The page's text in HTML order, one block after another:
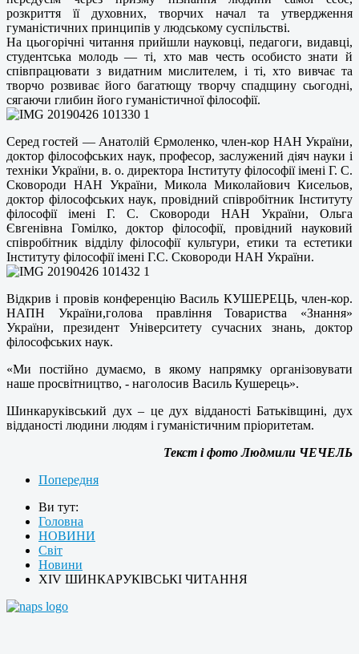
розкриття її духовних, творчих начал та утвердження
гуманістичних принципів у людському суспільстві.
На цьогорічні читання прийшли науковці, педагоги, видавці,
студентська молодь — ті, хто мав честь особисто знати й
співпрацювати з видатним мислителем, і ті, хто вивчає та
творчо розвиває його багатющу творчу спадщину сьогодні,
сягаючи глибин його гуманістичної філософії.
Серед гостей — Анатолій Єрмоленко, член-кор НАН України,
доктор філософських наук, професор, заслужений діяч науки і
техніки України, в. о. директора Інституту філософії імені Г. С.
Сковороди НАН України, Микола Миколайович Кисельов,
доктор філософських наук, провідний співробітник Інституту
філософії імені Г. С. Сковороди НАН України, Ольга
Євгенівна Гомілко, доктор філософії, провідний науковий
співробітник відділу філософії культури, етики та естетики
Інституту філософії імені Г.С. Сковороди НАН України.
Відкрив і провів конференцію Василь КУШЕРЕЦЬ, член-кор.
НАПН України,голова правління Товариства «Знання»
України, президент Університету сучасних знань, доктор
філософських наук.
«Ми постійно думаємо, в якому напрямку організовувати
наше просвітництво, - наголосив Василь Кушерець».
Шинкаруківський дух – це дух відданості Батьківщині, дух
відданості людини людям і гуманістичним пріоритетам.
Текст і фото Людмили ЧЕЧЕЛЬ
Попередня
Ви тут:
Головна
НОВИНИ
Світ
Новини
ХІV ШИНКАРУКІВСЬКІ ЧИТАННЯ